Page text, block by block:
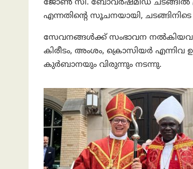
ജോൺ സി. ബോവർഷ്മിഡ് ചടങ്ങിൽ
എന്നതിൻ്റെ സൂചനയായി,
സേവനങ്ങൾക്ക് സംഭാവന
കിരീടം, അംശം, ക്രൊസിയർ
കുർബാനയും വിരുന്നും നടന്നു.